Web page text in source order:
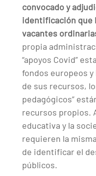
convocado y
identificación que
vacantes
propia
“apoyos Covid”
fondos europeos
de sus recursos,
pedagógicos”
recursos propios.
educativa y la
requieren la
de identificar el
públicos.